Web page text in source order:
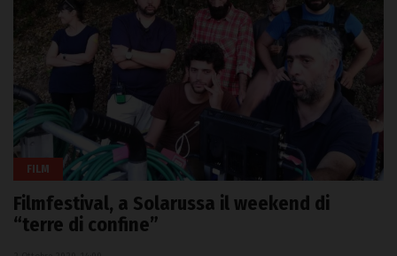
FILM
Filmfestival, a Solarussa il weekend di
“terre di confine”